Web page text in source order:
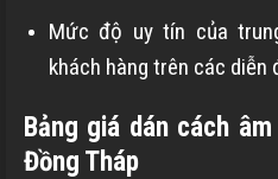
Mức độ uy tín của
khách hàng trên các diễn
Bảng giá dán cách
Đồng Tháp